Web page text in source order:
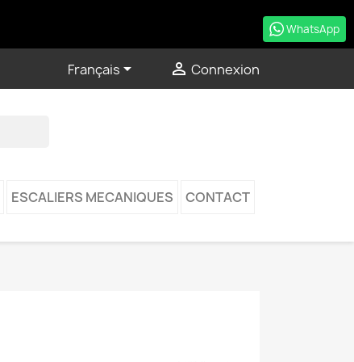
Français  Connexion
ESCALIERS MECANIQUES CONTACT
WhatsApp